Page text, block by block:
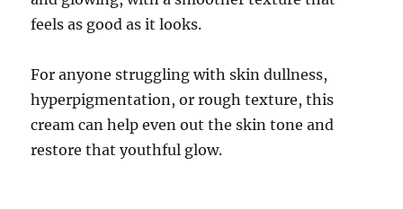
feels as good as it looks.
For anyone struggling with skin dullness,
hyperpigmentation, or rough texture, this
cream can help even out the skin tone and
restore that youthful glow.